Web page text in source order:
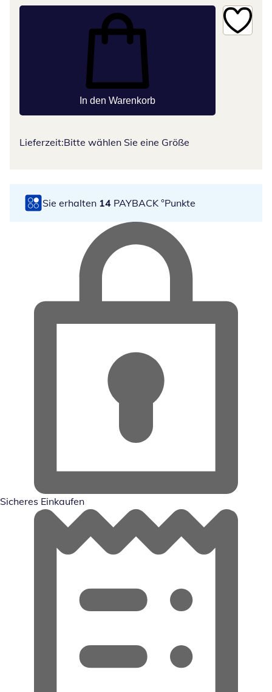
In den Warenkorb
Lieferzeit:Bitte wählen Sie eine Größe
Sie erhalten 14 PAYBACK °Punkte
Sicheres Einkaufen